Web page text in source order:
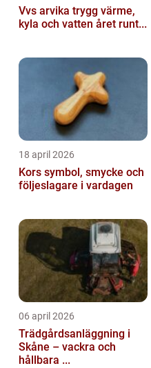
Vvs arvika trygg värme,
kyla och vatten året runt...
18 april 2026
Kors symbol, smycke och
följeslagare i vardagen
06 april 2026
Trädgårdsanläggning i
Skåne – vackra och
hållbara ...